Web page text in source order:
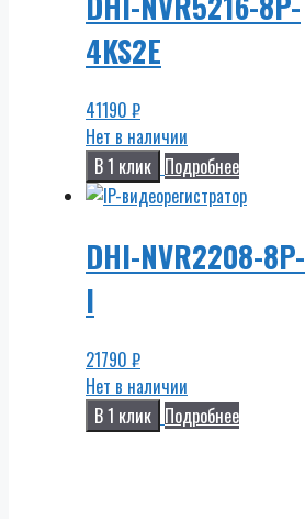
4KS2E
41190 ₽
Нет в наличии
В 1 клик Подробнее
DHI-NVR2208-8P-
I
21790 ₽
Нет в наличии
В 1 клик Подробнее